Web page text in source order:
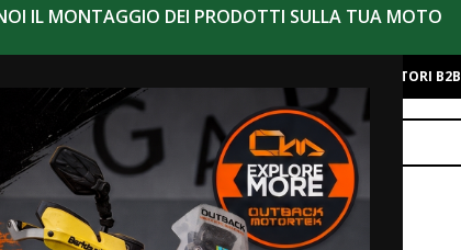
IL MONTAGGIO DEI PRODOTTI SULLA TUA MOTO
RIVENDITORI B2B
TUA MOTO